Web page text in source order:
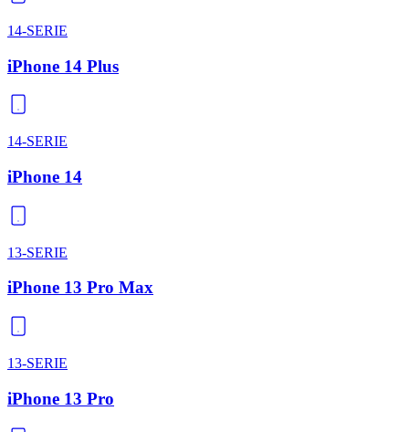
14-SERIE
iPhone 14 Plus
14-SERIE
iPhone 14
13-SERIE
iPhone 13 Pro Max
13-SERIE
iPhone 13 Pro